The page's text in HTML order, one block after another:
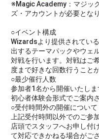
※Magic Academy：マジッ
ズ・アカウントが必要とな
○イベント構成
Wizardsより提供されてい
出するテーマパックやウェ
対戦を行います。対戦はご
度まで好きな回数行うこと
○最少催行人数
参加者1名から開催いたし
初心者体験会形式でご案内
○受付時間外の開催について
上記受付時間以外でのご参
店頭でスタッフへお申し付
て対応できかねる場合がご